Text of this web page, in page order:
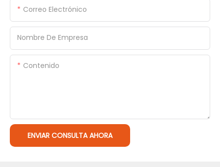
Correo Electrónico
Nombre De Empresa
Contenido
ENVIAR CONSULTA AHORA